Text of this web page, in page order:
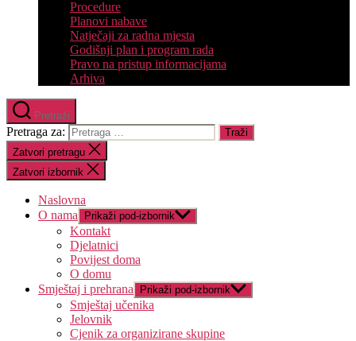
Procedure
Planovi nabave
Natječaji za radna mjesta
Godišnji plan i program rada
Pravo na pristup informacijama
Arhiva
Pretraži
Pretraga za:
Zatvori pretragu
Zatvori izbornik
Naslovna
O nama
Prikaži pod-izbornik
Kontakt
Djelatnici
Povijest doma
O domu
Smještaj i prehrana
Prikaži pod-izbornik
Smještaj učenika
Jelovnik
Cjenik za organizirane skupine